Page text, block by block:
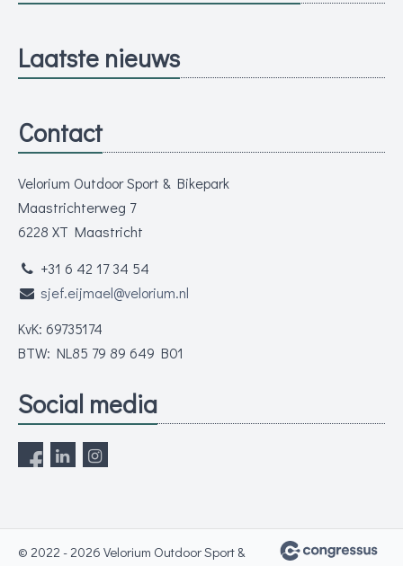
Laatste nieuws
Contact
Velorium Outdoor Sport & Bikepark
Maastrichterweg 7
6228 XT Maastricht
+31 6 42 17 34 54
sjef.eijmael@velorium.nl
KvK: 69735174
BTW: NL85 79 89 649 B01
Social media
© 2022 - 2026 Velorium Outdoor Sport &